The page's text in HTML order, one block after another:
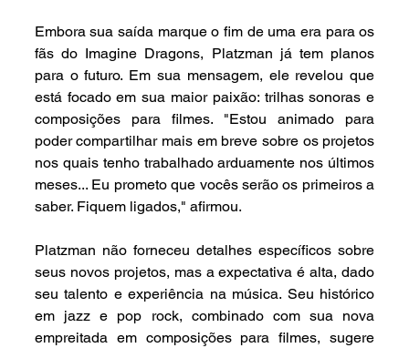
Embora sua saída marque o fim de uma era para os
fãs do Imagine Dragons, Platzman já tem planos
para o futuro. Em sua mensagem, ele revelou que
está focado em sua maior paixão: trilhas sonoras e
composições para filmes. "Estou animado para
poder compartilhar mais em breve sobre os projetos
nos quais tenho trabalhado arduamente nos últimos
meses... Eu prometo que vocês serão os primeiros a
saber. Fiquem ligados," afirmou.
Platzman não forneceu detalhes específicos sobre
seus novos projetos, mas a expectativa é alta, dado
seu talento e experiência na música. Seu histórico
em jazz e pop rock, combinado com sua nova
empreitada em composições para filmes, sugere